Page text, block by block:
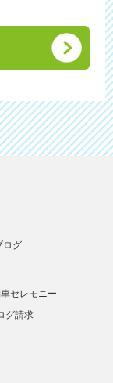
ログ
セレモニー
グ請求